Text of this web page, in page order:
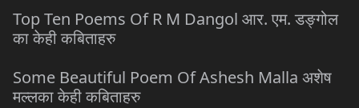
Top Ten Poems Of R M Dangol आर. एम. डङ्गोल
का केही कबिताहरु
Some Beautiful Poem Of Ashesh Malla अशेष
मल्लका केही कबिताहरु